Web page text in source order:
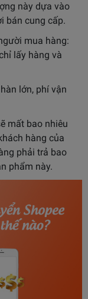
này dựa vào
bán cung cấp.
mua hàng:
lấy hàng và
lớn, phí vận
mất bao nhiêu
hàng của
phải trả bao
phẩm này.